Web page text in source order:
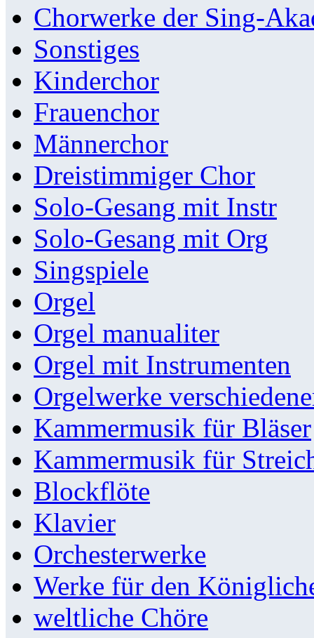
Chorwerke der Sing-
Sonstiges
Kinderchor
Frauenchor
Männerchor
Dreistimmiger Chor
Solo-Gesang mit Instr
Solo-Gesang mit Org
Singspiele
Orgel
Orgel manualiter
Orgel mit Instrumenten
Orgelwerke
Kammermusik für Bläser
Kammermusik für
Blockflöte
Klavier
Orchesterwerke
Werke für den
weltliche Chöre